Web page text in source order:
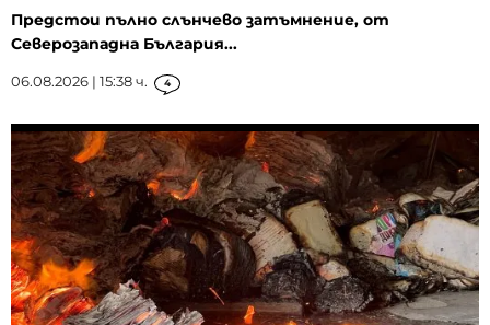
Предстои пълно слънчево затъмнение, от
Северозападна България...
06.08.2026 | 15:38 ч. 4